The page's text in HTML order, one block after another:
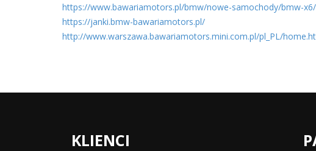
https://www.bawariamotors.pl/bmw/nowe-samochody/bmw-x6/
https://janki.bmw-bawariamotors.pl/
http://www.warszawa.bawariamotors.mini.com.pl/pl_PL/
KLIENCI